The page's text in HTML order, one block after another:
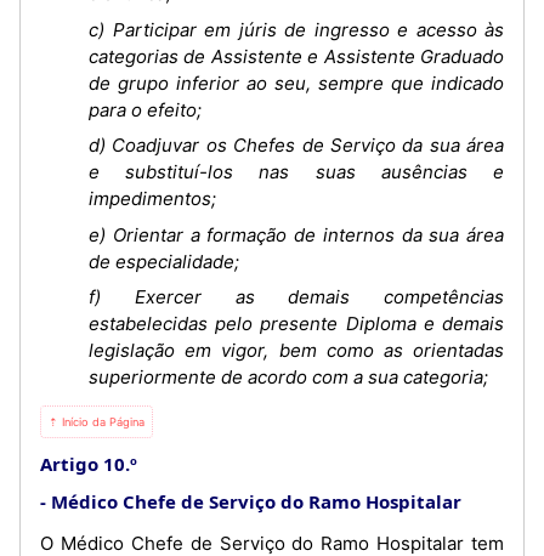
c) Participar em júris de ingresso e acesso às
categorias de Assistente e Assistente Graduado
de grupo inferior ao seu, sempre que indicado
para o efeito;
d) Coadjuvar os Chefes de Serviço da sua área
e substituí-los nas suas ausências e
impedimentos;
e) Orientar a formação de internos da sua área
de especialidade;
f) Exercer as demais competências
estabelecidas pelo presente Diploma e demais
legislação em vigor, bem como as orientadas
superiormente de acordo com a sua categoria;
⇡ Início da Página
Artigo 10.º
Médico Chefe de Serviço do Ramo Hospitalar
O Médico Chefe de Serviço do Ramo Hospitalar tem